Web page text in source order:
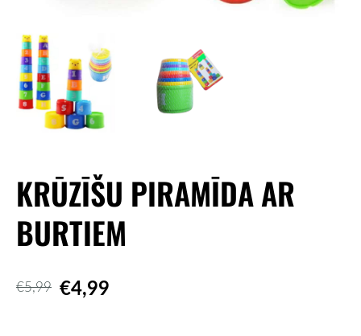
KRŪZĪŠU PIRAMĪDA AR
BURTIEM
€5,99 €4,99